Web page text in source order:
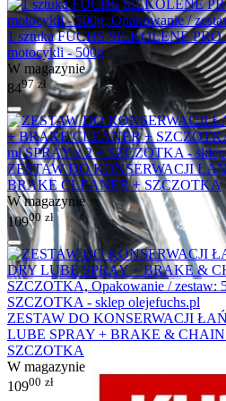
1 sztuka FUCHS SILKOLENE PRO
motocykli - 500g
W magazynie
8497 zł
ZESTAW DO KONSERWACJI
BRAKE CLEANER + SZCZOTKA
W magazynie
10900 zł
ZESTAW DO KONSERWACJI
LUBE SPRAY + BRAKE &
SZCZOTKA
W magazynie
10900 zł